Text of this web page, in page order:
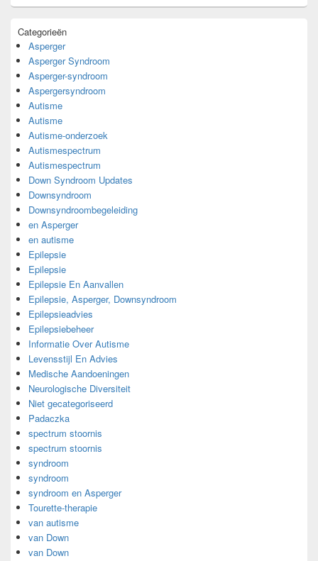
Categorieën
Asperger
Asperger Syndroom
Asperger-syndroom
Aspergersyndroom
Autisme
Autisme
Autisme-onderzoek
Autismespectrum
Autismespectrum
Down Syndroom Updates
Downsyndroom
Downsyndroombegeleiding
en Asperger
en autisme
Epilepsie
Epilepsie
Epilepsie En Aanvallen
Epilepsie, Asperger, Downsyndroom
Epilepsieadvies
Epilepsiebeheer
Informatie Over Autisme
Levensstijl En Advies
Medische Aandoeningen
Neurologische Diversiteit
Niet gecategoriseerd
Padaczka
spectrum stoornis
spectrum stoornis
syndroom
syndroom
syndroom en Asperger
Tourette-therapie
van autisme
van Down
van Down